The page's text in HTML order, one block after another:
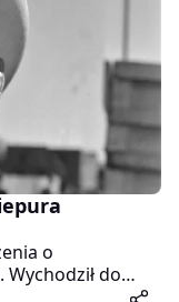
o
do
a